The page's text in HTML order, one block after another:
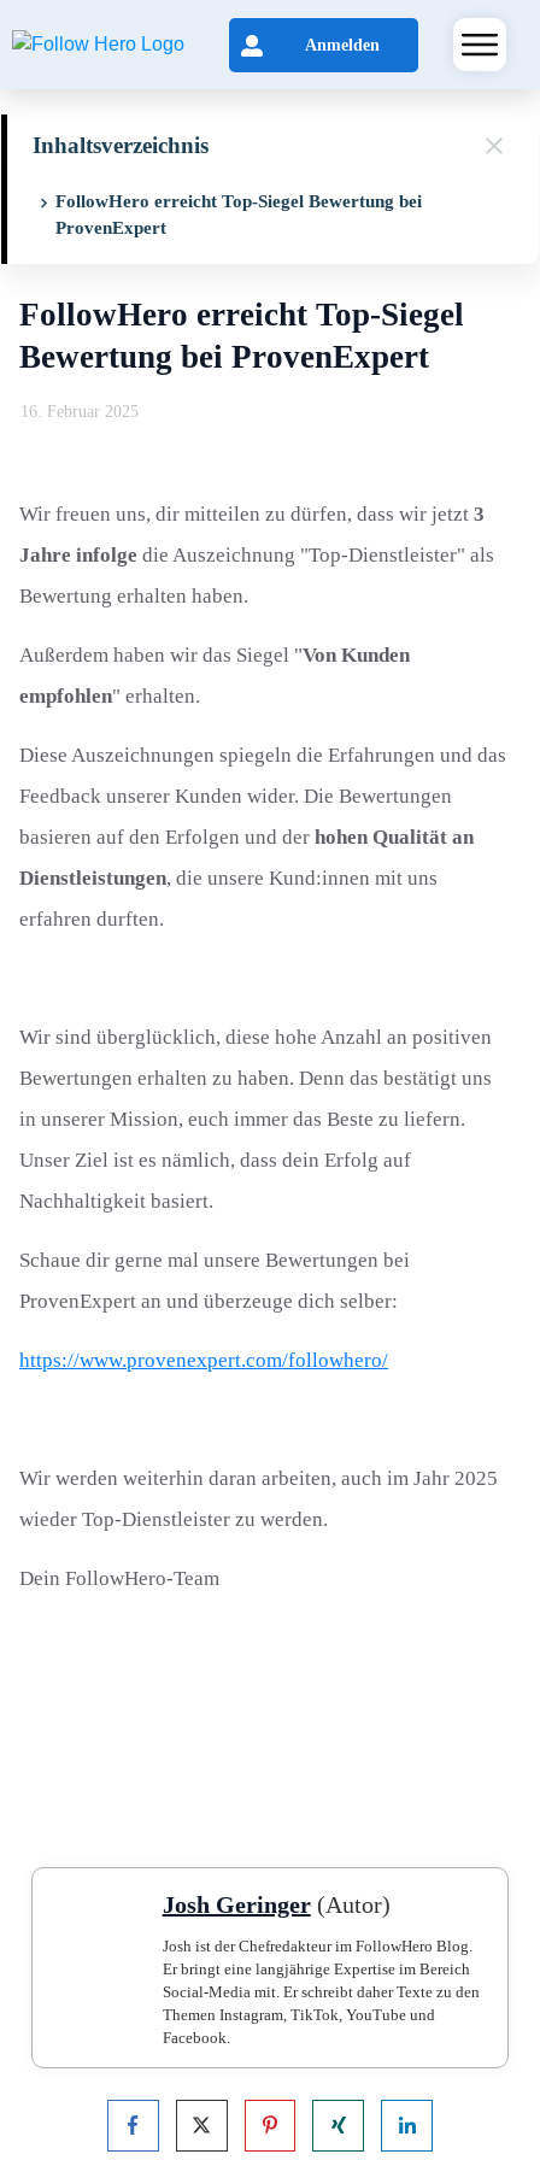
Anmelden
Inhaltsverzeichnis
FollowHero erreicht Top-Siegel Bewertung bei
ProvenExpert
FollowHero erreicht Top-Siegel
Bewertung bei ProvenExpert
16. Februar 2025
Wir freuen uns, dir mitteilen zu dürfen, dass wir jetzt 3
Jahre infolge die Auszeichnung "Top-Dienstleister" als
Bewertung erhalten haben.
Außerdem haben wir das Siegel "Von Kunden
empfohlen" erhalten.
Diese Auszeichnungen spiegeln die Erfahrungen und das
Feedback unserer Kunden wider. Die Bewertungen
basieren auf den Erfolgen und der hohen Qualität an
Dienstleistungen, die unsere Kund:innen mit uns
erfahren durften.
Wir sind überglücklich, diese hohe Anzahl an positiven
Bewertungen erhalten zu haben. Denn das bestätigt uns
in unserer Mission, euch immer das Beste zu liefern.
Unser Ziel ist es nämlich, dass dein Erfolg auf
Nachhaltigkeit basiert.
Schaue dir gerne mal unsere Bewertungen bei
ProvenExpert an und überzeuge dich selber:
https://www.provenexpert.com/followhero/
Wir werden weiterhin daran arbeiten, auch im Jahr 2025
wieder Top-Dienstleister zu werden.
Dein FollowHero-Team
Josh Geringer(Autor)
Josh ist der Chefredakteur im FollowHero Blog.
Er bringt eine langjährige Expertise im Bereich
Social-Media mit. Er schreibt daher Texte zu den
Themen Instagram, TikTok, YouTube und
Facebook.